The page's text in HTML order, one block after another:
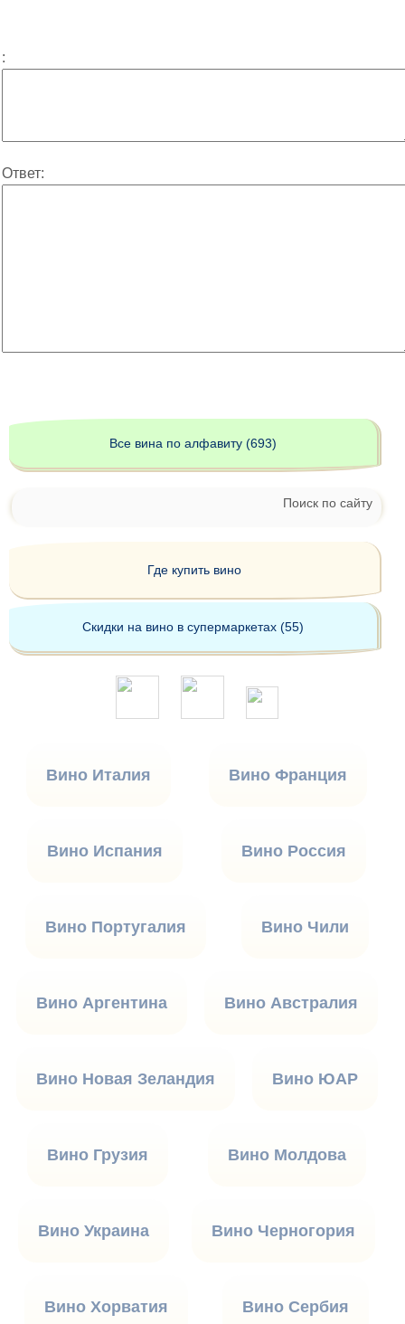
:
Ответ:
Все вина по алфавиту (693)
Поиск по сайту
Где купить вино
Скидки на вино в супермаркетах (55)
Вино Италия Вино Франция
Вино Испания Вино Россия
Вино Португалия Вино Чили
Вино Аргентина Вино Австралия
Вино Новая Зеландия Вино ЮАР
Вино Грузия Вино Молдова
Вино Украина Вино Черногория
Вино Хорватия Вино Сербия